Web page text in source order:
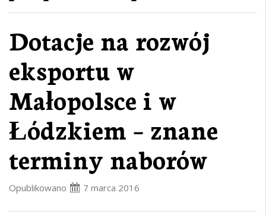
Dotacje na rozwój
eksportu w
Małopolsce i w
Łódzkiem – znane
terminy naborów
Opublikowano 7 marca 2016